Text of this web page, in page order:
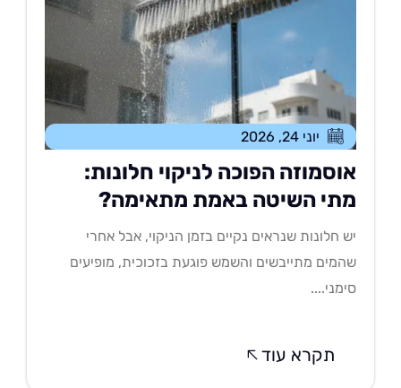
יוני 24, 2026
הפוכה לניקוי חלונות:
השיטה באמת מתאימה?
חלונות שנראים נקיים בזמן הניקוי, אבל אחרי
מתייבשים והשמש פוגעת בזכוכית, מופיעים
תקרא עוד